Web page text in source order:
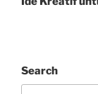
Search